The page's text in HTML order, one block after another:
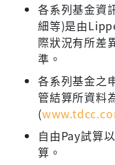
各系列基金資
細等)是由
際狀況有所差
準。
各系列基金之
管結算所資料
(
自由Pay試算
算。